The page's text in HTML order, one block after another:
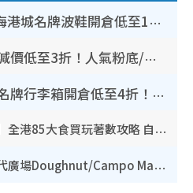
開倉優惠 | 尖沙咀海港城名牌波鞋開倉低至1折！On鞋$899起／Joy&Peace鞋履$98起
CHANEL美妝限時減價低至3折！人氣粉底/唇膏/精華液低至$275！COCO香水都有平
開倉優惠｜尖沙咀名牌行李箱開倉低至4折！一連5日 American Tourister/ace./Hallmark $200起！
【8月生日優惠2026】全港85大食買玩著數攻略 自助餐/火鍋放題同行免費＋誠品/DONKI送現金券
開倉優惠｜銅鑼灣時代廣場Doughnut/Campo Marzio開倉低至1折！背囊、書包、手袋劈價$200起